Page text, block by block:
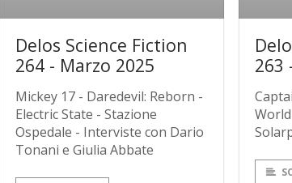
Delos Science Fiction
264 - Marzo 2025
Mickey 17 - Daredevil: Reborn -
Electric State - Stazione
Ospedale - Interviste con Dario
Tonani e Giulia Abbate
263